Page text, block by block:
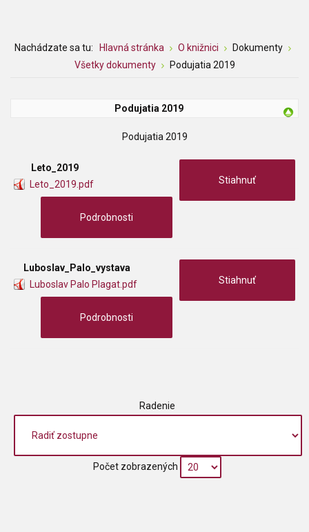
Nachádzate sa tu: Hlavná stránka O knižnici
Dokumenty
Všetky dokumenty
Podujatia 2019
Podujatia 2019
Podujatia 2019
Leto_2019
Leto_2019.pdf
Stiahnuť
Podrobnosti
Luboslav_Palo_vystava
Luboslav Palo Plagat.pdf
Stiahnuť
Podrobnosti
Radenie
Počet zobrazených